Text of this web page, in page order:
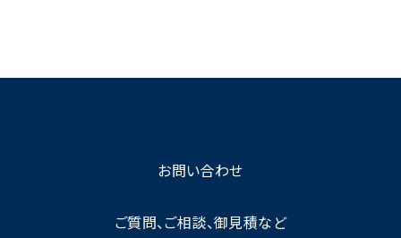
お問い合わせ
ご質問、ご相談、御見積など